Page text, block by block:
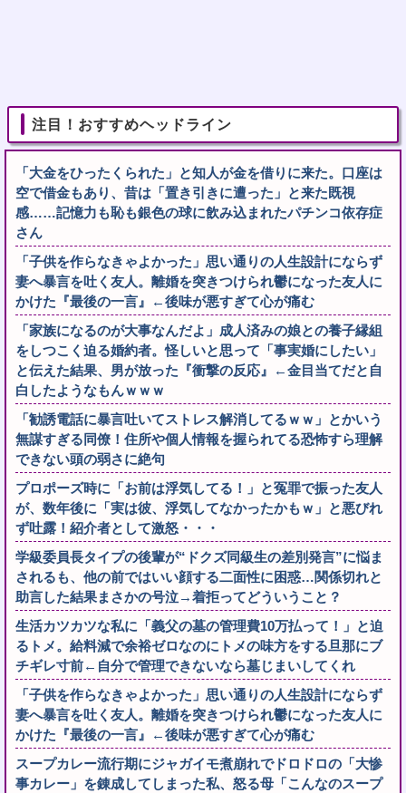
注目！おすすめヘッドライン
「大金をひったくられた」と知人が金を借りに来た。口座は
空で借金もあり、昔は「置き引きに遭った」と来た既視
感……記憶力も恥も銀色の球に飲み込まれたパチンコ依存症
さん
「子供を作らなきゃよかった」思い通りの人生設計にならず
妻へ暴言を吐く友人。離婚を突きつけられ鬱になった友人に
かけた『最後の一言』←後味が悪すぎて心が痛む
「家族になるのが大事なんだよ」成人済みの娘との養子縁組
をしつこく迫る婚約者。怪しいと思って「事実婚にしたい」
と伝えた結果、男が放った『衝撃の反応』←金目当てだと自
白したようなもんｗｗｗ
「勧誘電話に暴言吐いてストレス解消してるｗｗ」とかいう
無謀すぎる同僚！住所や個人情報を握られてる恐怖すら理解
できない頭の弱さに絶句
プロポーズ時に「お前は浮気してる！」と冤罪で振った友人
が、数年後に「実は彼、浮気してなかったかもｗ」と悪びれ
ず吐露！紹介者として激怒・・・
学級委員長タイプの後輩が“ドクズ同級生の差別発言”に悩ま
されるも、他の前ではいい顔する二面性に困惑…関係切れと
助言した結果まさかの号泣→着拒ってどういうこと？
生活カツカツな私に「義父の墓の管理費10万払って！」と迫
るトメ。給料減で余裕ゼロなのにトメの味方をする旦那にブ
チギレ寸前←自分で管理できないなら墓じまいしてくれ
「子供を作らなきゃよかった」思い通りの人生設計にならず
妻へ暴言を吐く友人。離婚を突きつけられ鬱になった友人に
かけた『最後の一言』←後味が悪すぎて心が痛む
スープカレー流行期にジャガイモ煮崩れでドロドロの「大惨
事カレー」を錬成してしまった私、怒る母「こんなのスープ